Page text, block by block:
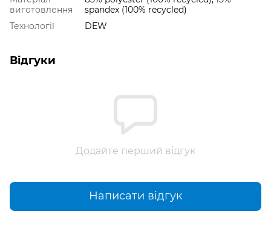
виготовлення
spandex (100% recycled)
Технології
DEW
Відгуки
Додайте перший відгук
Написати відгук